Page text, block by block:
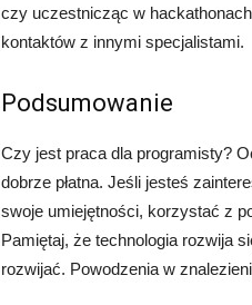
czy uczestnicząc w
kontaktów z innymi specjalistami.
Podsumowanie
Czy jest praca dla programisty?
dobrze płatna. Jeśli jesteś
swoje umiejętności, korzystać z
Pamiętaj, że technologia rozwija
rozwijać. Powodzenia w